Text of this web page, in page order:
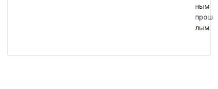
ным
прош
лым